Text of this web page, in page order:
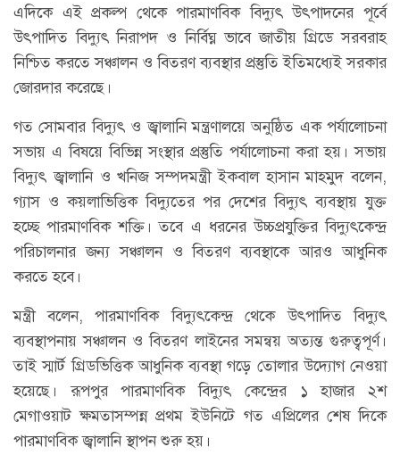
এদিকে এই প্রকল্প থেকে পারমাণবিক বিদ্যুৎ উৎপাদনের পূর্বে
উৎপাদিত বিদ্যুৎ নিরাপদ ও নির্বিঘ্ন ভাবে জাতীয় গ্রিডে সরবরাহ
নিশ্চিত করতে সঞ্চালন ও বিতরণ ব্যবস্থার প্রস্তুতি ইতিমধ্যেই সরকার
জোরদার করেছে।
গত সোমবার বিদ্যুৎ ও জ্বালানি মন্ত্রণালয়ে অনুষ্ঠিত এক পর্যালোচনা
সভায় এ বিষয়ে বিভিন্ন সংস্থার প্রস্তুতি পর্যালোচনা করা হয়। সভায়
বিদ্যুৎ জ্বালানি ও খনিজ সম্পদমন্ত্রী ইকবাল হাসান মাহমুদ বলেন,
গ্যাস ও কয়লাভিত্তিক বিদ্যুতের পর দেশের বিদ্যুৎ ব্যবস্থায় যুক্ত
হচ্ছে পারমাণবিক শক্তি। তবে এ ধরনের উচ্চপ্রযুক্তির বিদ্যুৎকেন্দ্র
পরিচালনার জন্য সঞ্চালন ও বিতরণ ব্যবস্থাকে আরও আধুনিক
করতে হবে।
মন্ত্রী বলেন, পারমাণবিক বিদ্যুৎকেন্দ্র থেকে উৎপাদিত বিদ্যুৎ
ব্যবস্থাপনায় সঞ্চালন ও বিতরণ লাইনের সমন্বয় অত্যন্ত গুরুত্বপূর্ণ।
তাই স্মার্ট গ্রিডভিত্তিক আধুনিক ব্যবস্থা গড়ে তোলার উদ্যোগ নেওয়া
হয়েছে। রূপপুর পারমাণবিক বিদ্যুৎ কেন্দ্রের ১ হাজার ২শ
মেগাওয়াট ক্ষমতাসম্পন্ন প্রথম ইউনিটে গত এপ্রিলের শেষ দিকে
পারমাণবিক জ্বালানি স্থাপন শুরু হয়।